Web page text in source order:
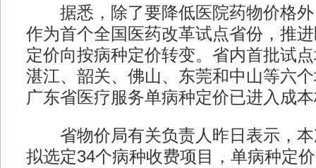
据悉，除了要降低医院药物价格外
作为首个全国医药改革试点省份，推
定价向按病种定价转变。省内首批试
湛江、韶关、佛山、东莞和中山等六
广东省医疗服务单病种定价已进入成
省物价局有关负责人昨日表示，本
拟选定34个病种收费项目，单病种定